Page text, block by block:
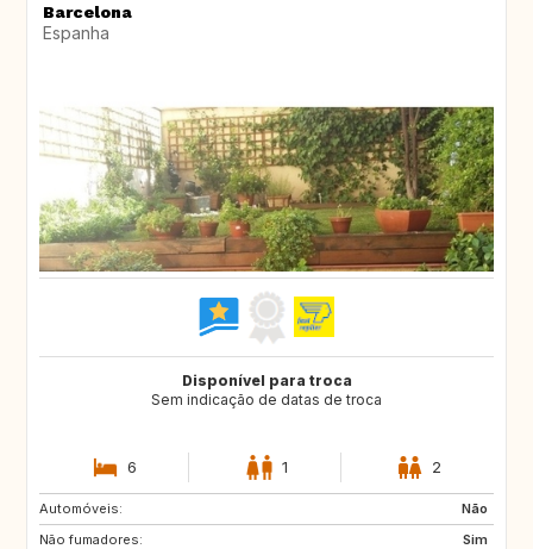
Barcelona
Espanha
Disponível para troca
Sem indicação de datas de troca
6 1 2
Automóveis:
Não
Não fumadores:
Sim
US
ES